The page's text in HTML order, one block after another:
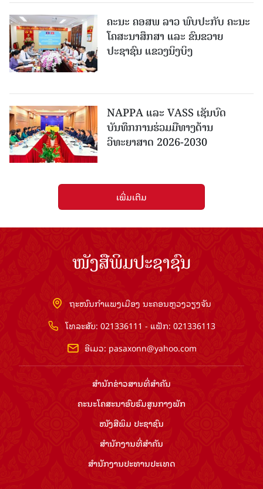
ຄະນະ ຄອສພ ລາວ ພົບປະກັບ ຄະນະ
ໂຄສະນາສຶກສາ ແລະ ຂົນຂວາຍ
ປະຊາຊົນ ແຂວງນິງບິງ
NAPPA ແລະ VASS ເຊັນບົດ
ບັນທຶກການຮ່ວມມືທາງດ້ານ
ວິທະຍາສາດ 2026-2030
ເພີ່ມເຕີມ
ໜັງສືພິມປະຊາຊົນ
ຖະໜົນກຳແພງເມືອງ ນະຄອນຫຼວງວຽງຈັນ
ໂທລະສັບ: 021336111 - ແຟັກ: 021336113
ອີເມວ: pasaxonn@yahoo.com
ສຳ​ນັກ​ຂ່າວ​ສານ​ທີ່​ສຳ​ຄັນ​
ຄະນະໂຄສະນາອົບຮົມ​ສູນ​ກາງ​ພັກ
ໜັງສືພິມ ປະ​ຊາ​ຊົນ
ສຳ​ນັກ​ງານ​ທີ່​ສຳ​ຄັນ
ສຳ​ນັກ​ງານ​ປະ​ທານ​ປະ​ເທດ